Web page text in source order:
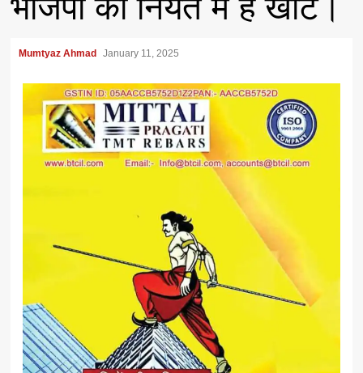
भाजपा की नियत में हैं खोट।
Mumtyaz Ahmad January 11, 2025